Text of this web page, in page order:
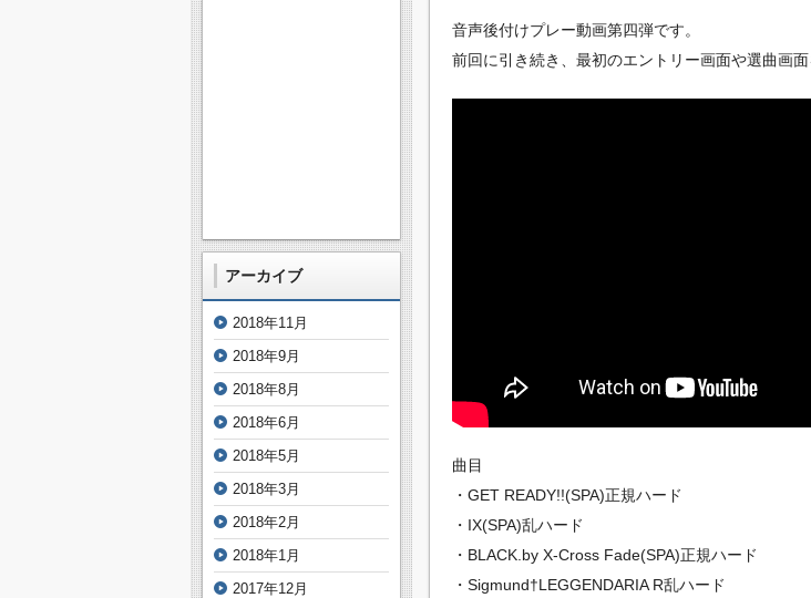
音声後付けプレー動画第四弾です。
前回に引き続き、最初のエントリー画面や選曲画面
曲目
・GET READY!!(SPA)正規ハード
・IX(SPA)乱ハード
・BLACK.by X-Cross Fade(SPA)正規ハード
・Sigmund†LEGGENDARIA R乱ハード
アーカイブ
2018年11月
2018年9月
2018年8月
2018年6月
2018年5月
2018年3月
2018年2月
2018年1月
2017年12月